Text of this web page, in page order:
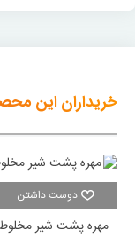
خریداران این
دوست داشتن
مهره پشت شیر